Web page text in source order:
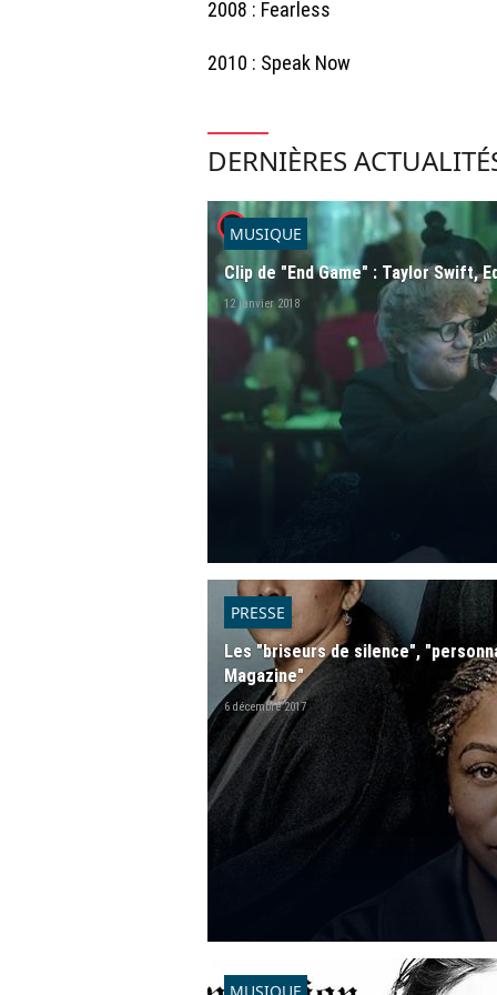
2008 : Fearless
2010 : Speak Now
DERNIÈRES
player2
MUSIQUE
Clip de "End Game" : Taylor Swift,
12 janvier 2018
PRESSE
Les "briseurs de silence",
Magazine"
6 décembre 2017